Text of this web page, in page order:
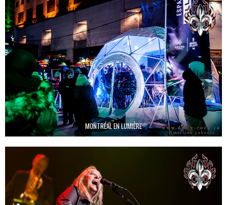
MONTRÉAL EN LUMIÈRE